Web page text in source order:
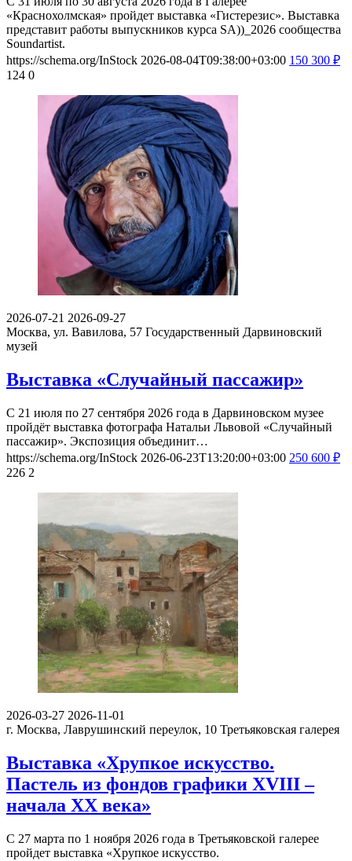
«Краснохолмская» пройдет выставка «Гистерезис». Выставка
представит работы выпускников курса SA))_2026 сообщества
Soundartist.
https://schema.org/InStock 2026-08-04T09:38:00+03:00 150 300 ₽
124 0
2026-07-21 2026-09-27
Москва, ул. Вавилова, 57 Государственный Дарвиновский
музей
Выставка «Случайный пассажир»
С 21 июля по 27 сентября 2026 года в Дарвиновском музее
пройдёт выставка фотографа Натальи Львовой «Случайный
пассажир». Экспозиция объединит…
https://schema.org/InStock 2026-06-23T13:20:00+03:00 250 600 ₽
226 2
2026-03-27 2026-11-01
г. Москва, Лаврушинский переулок, 10 Третьяковская галерея
Выставка «Хрупкое искусство.
Пастель из фондов графики XVIII –
начала XX века»
С 27 марта по 1 ноября 2026 года в Третьяковской галерее
пройдет выставка «Хрупкое искусство.